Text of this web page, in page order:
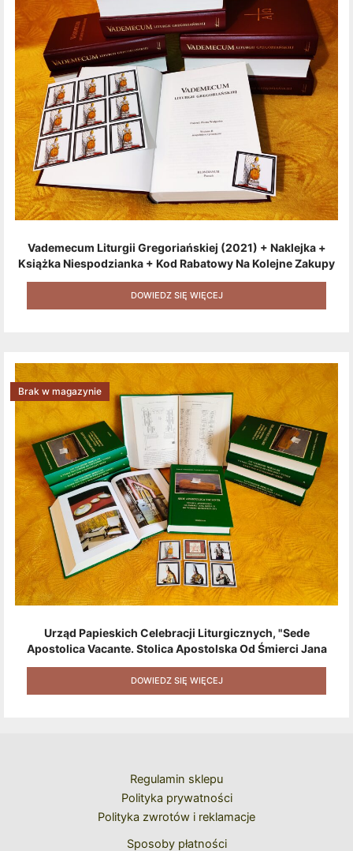
Vademecum Liturgii Gregoriańskiej (2021) + Naklejka +
Książka Niespodzianka + Kod Rabatowy Na Kolejne Zakupy
+ Gratis (książka W Formacie Elektronicznym) [zestaw 3
Produktów + Kod Rabatowy + Gratis]
DOWIEDZ SIĘ WIĘCEJ
Urząd Papieskich Celebracji Liturgicznych, "Sede
Apostolica Vacante. Stolica Apostolska Od Śmierci Jana
Pawła II Do Wyboru Benedykta XVI" [2020] + Zestaw 6
Naklejek + Książka Niespodzianka + Kod Rabatowy Na
Kolejne Zakupy
Brak w magazynie
DOWIEDZ SIĘ WIĘCEJ
Regulamin sklepu
Polityka prywatności
Polityka zwrotów i reklamacje
Sposoby płatności